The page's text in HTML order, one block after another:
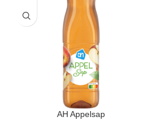
AH Appelsap